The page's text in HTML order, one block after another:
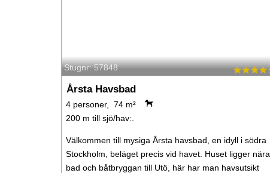
Stugnr: 57848
Årsta Havsbad
4 personer, 74 m²
200 m till sjö/hav:.
Välkommen till mysiga Årsta havsbad, en idyll i södra
Stockholm, beläget precis vid havet. Huset ligger nära
bad och båtbryggan till Utö, här har man havsutsikt